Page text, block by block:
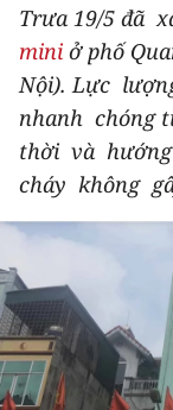
XÃ HỘI
PHÁP LUẬT
DU LỊCH
THẾ GIỚI
GIÁO DỤC
Y TẾ
Trưa 19/5 đã
mini ở phố
Nội). Lực
nhanh chóng
thời và
cháy không